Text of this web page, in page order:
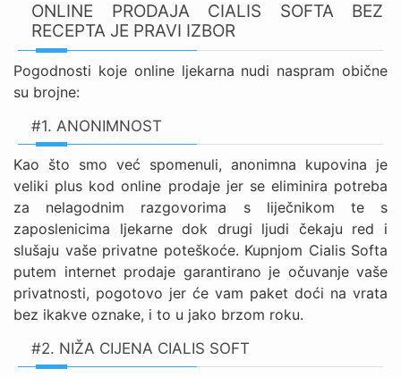
ONLINE PRODAJA CIALIS SOFTA BEZ
RECEPTA JE PRAVI IZBOR
Pogodnosti koje online ljekarna nudi naspram obične
su brojne:
#1. ANONIMNOST
Kao što smo već spomenuli, anonimna kupovina je
veliki plus kod online prodaje jer se eliminira potreba
za nelagodnim razgovorima s liječnikom te s
zaposlenicima ljekarne dok drugi ljudi čekaju red i
slušaju vaše privatne poteškoće. Kupnjom Cialis Softa
putem internet prodaje garantirano je očuvanje vaše
privatnosti, pogotovo jer će vam paket doći na vrata
bez ikakve oznake, i to u jako brzom roku.
#2. NIŽA CIJENA CIALIS SOFT